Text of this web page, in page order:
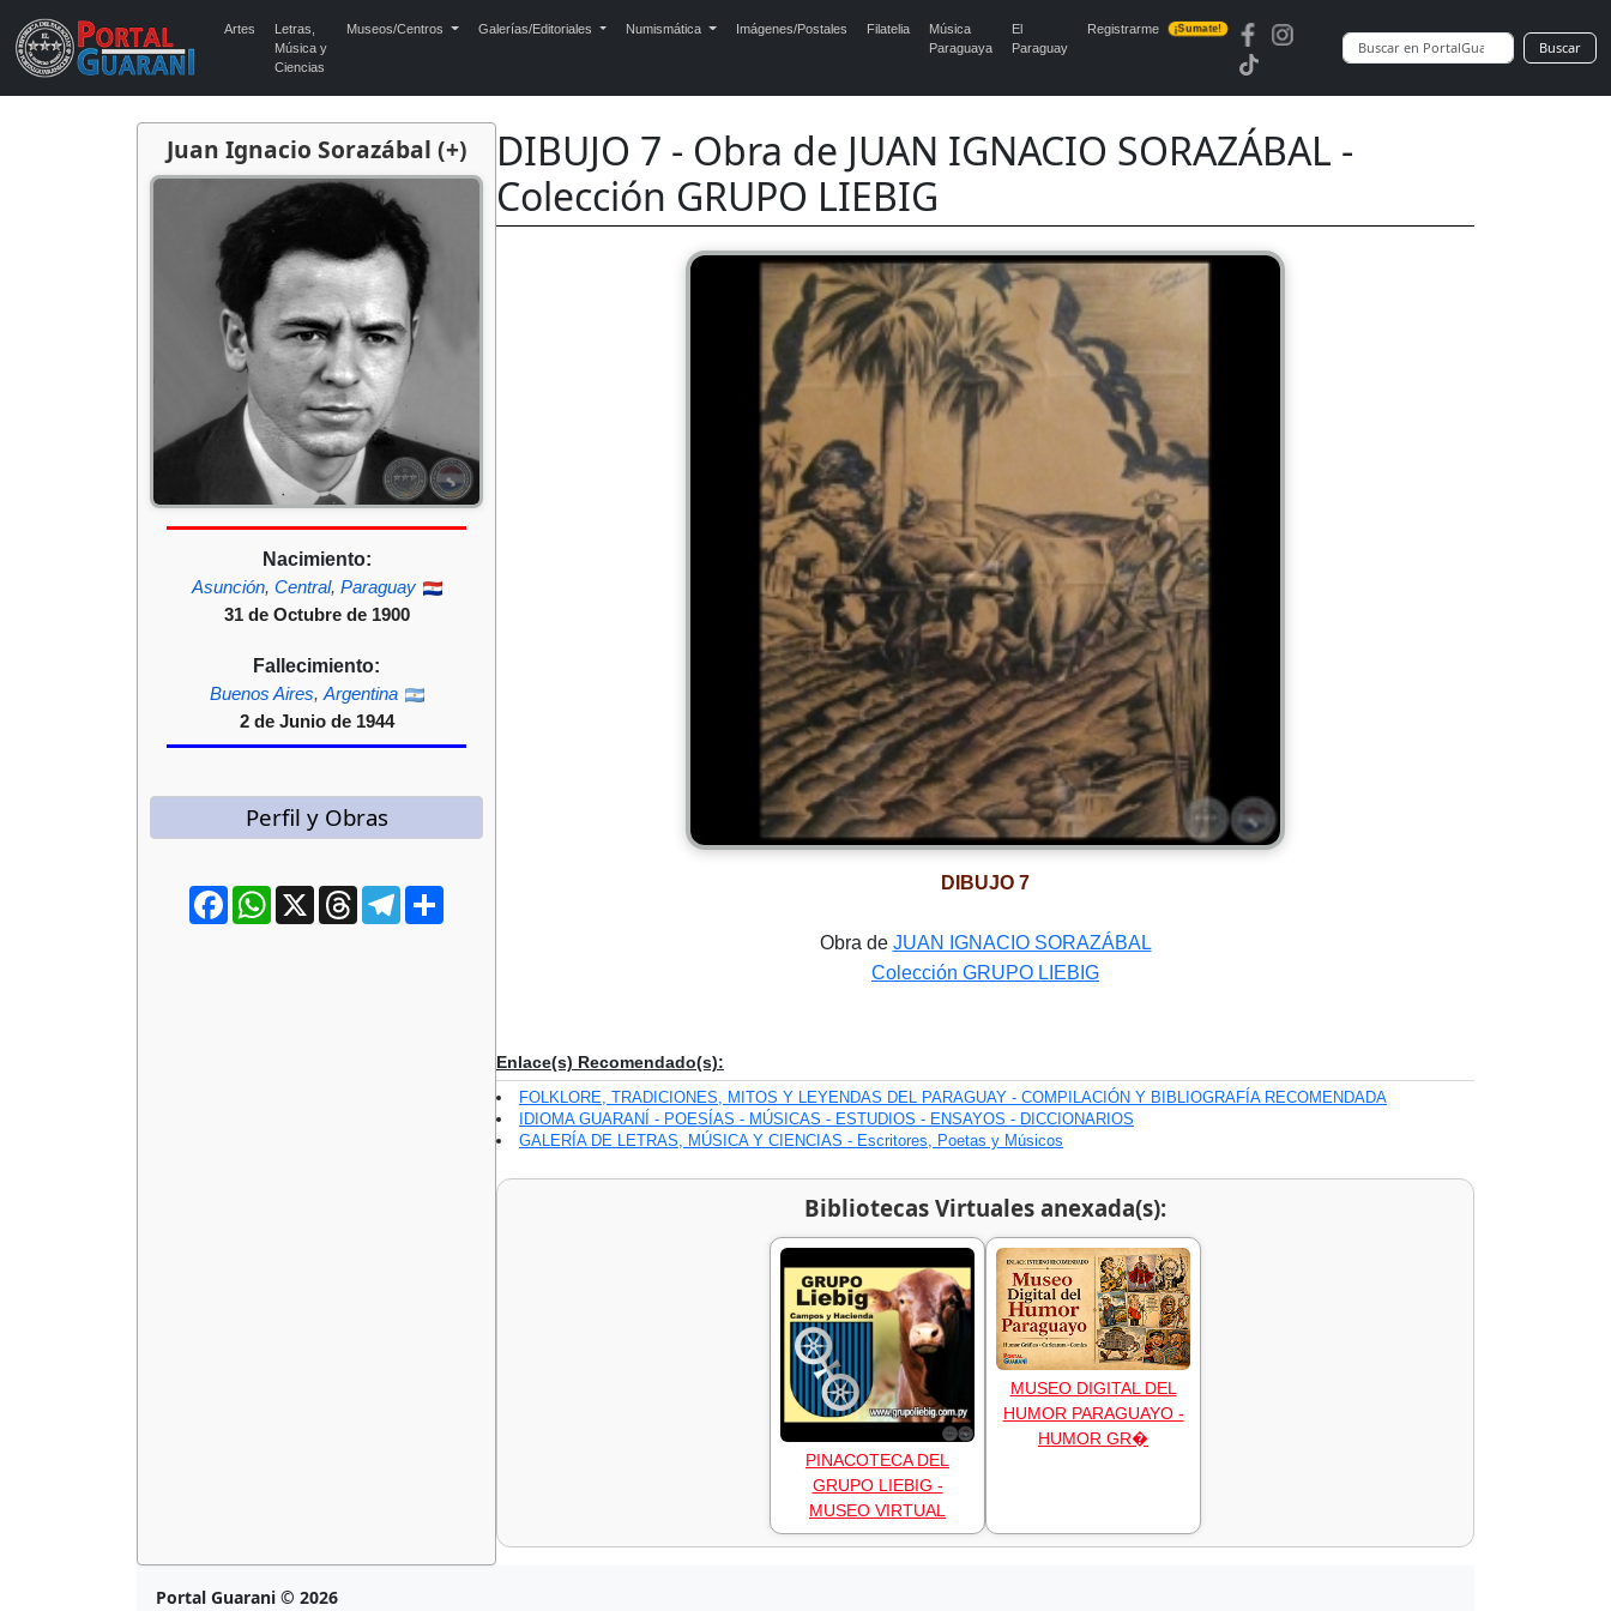
Artes
Letras,
Música y
Ciencias
Museos/Centros Galerías/Editoriales Numismática Imágenes/Postales Filatelia
Música
Paraguaya
El
Paraguay
Registrarme ¡Sumate!
Buscar
Juan Ignacio Sorazábal (+)
Nacimiento:
Asunción, Central, Paraguay
31 de Octubre de 1900
Fallecimiento:
Buenos Aires, Argentina
2 de Junio de 1944
Perfil y Obras
FacebookWhatsApp
X ThreadsTelegram
DIBUJO 7 - Obra de JUAN IGNACIO SORAZÁBAL -
Colección GRUPO LIEBIG
DIBUJO 7
Obra de JUAN IGNACIO SORAZÁBAL
Colección GRUPO LIEBIG
Enlace(s) Recomendado(s):
FOLKLORE, TRADICIONES, MITOS Y LEYENDAS DEL PARAGUAY - COMPILACIÓN Y BIBLIOGRAFÍA RECOMENDADA
IDIOMA GUARANÍ - POESÍAS - MÚSICAS - ESTUDIOS - ENSAYOS - DICCIONARIOS
GALERÍA DE LETRAS, MÚSICA Y CIENCIAS - Escritores, Poetas y Músicos
Bibliotecas Virtuales anexada(s):
PINACOTECA DEL
GRUPO LIEBIG -
MUSEO VIRTUAL
MUSEO DIGITAL DEL
HUMOR PARAGUAYO -
HUMOR GR�
Portal Guarani © 2026